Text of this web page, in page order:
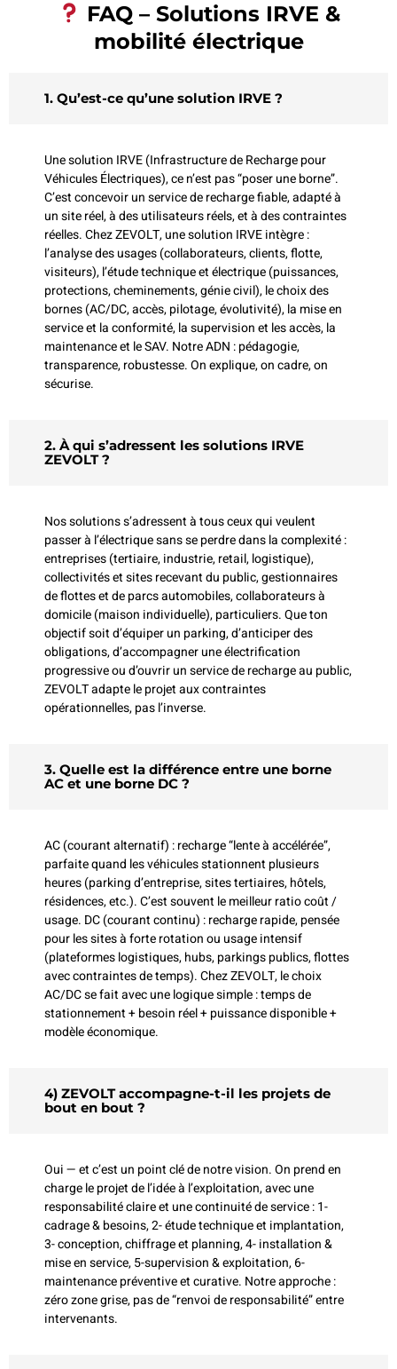
FAQ – Solutions IRVE &
mobilité électrique
1. Qu’est-ce qu’une solution IRVE ?
Une solution IRVE (Infrastructure de Recharge pour
Véhicules Électriques), ce n’est pas “poser une borne”.
C’est concevoir un service de recharge fiable, adapté à
un site réel, à des utilisateurs réels, et à des contraintes
réelles. Chez ZEVOLT, une solution IRVE intègre :
l’analyse des usages (collaborateurs, clients, flotte,
visiteurs), l’étude technique et électrique (puissances,
protections, cheminements, génie civil), le choix des
bornes (AC/DC, accès, pilotage, évolutivité), la mise en
service et la conformité, la supervision et les accès, la
maintenance et le SAV. Notre ADN : pédagogie,
transparence, robustesse. On explique, on cadre, on
sécurise.
2. À qui s’adressent les solutions IRVE
ZEVOLT ?
Nos solutions s’adressent à tous ceux qui veulent
passer à l’électrique sans se perdre dans la complexité :
entreprises (tertiaire, industrie, retail, logistique),
collectivités et sites recevant du public, gestionnaires
de flottes et de parcs automobiles, collaborateurs à
domicile (maison individuelle), particuliers. Que ton
objectif soit d’équiper un parking, d’anticiper des
obligations, d’accompagner une électrification
progressive ou d’ouvrir un service de recharge au public,
ZEVOLT adapte le projet aux contraintes
opérationnelles, pas l’inverse.
3. Quelle est la différence entre une borne
AC et une borne DC ?
AC (courant alternatif) : recharge “lente à accélérée”,
parfaite quand les véhicules stationnent plusieurs
heures (parking d’entreprise, sites tertiaires, hôtels,
résidences, etc.). C’est souvent le meilleur ratio coût /
usage. DC (courant continu) : recharge rapide, pensée
pour les sites à forte rotation ou usage intensif
(plateformes logistiques, hubs, parkings publics, flottes
avec contraintes de temps). Chez ZEVOLT, le choix
AC/DC se fait avec une logique simple : temps de
stationnement + besoin réel + puissance disponible +
modèle économique.
4) ZEVOLT accompagne-t-il les projets de
bout en bout ?
Oui — et c’est un point clé de notre vision. On prend en
charge le projet de l’idée à l’exploitation, avec une
responsabilité claire et une continuité de service : 1-
cadrage & besoins, 2- étude technique et implantation,
3- conception, chiffrage et planning, 4- installation &
mise en service, 5-supervision & exploitation, 6-
maintenance préventive et curative. Notre approche :
zéro zone grise, pas de “renvoi de responsabilité” entre
intervenants.